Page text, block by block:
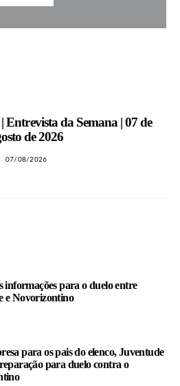
da Semana | 07 de
de 2026
07/08/2026
informações para o duelo entre
e Novorizontino
para os pais do elenco, Juventude
para duelo contra o